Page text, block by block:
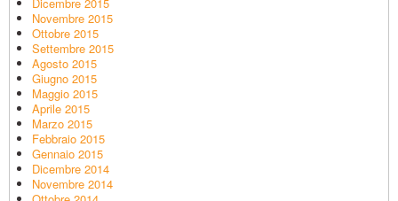
Novembre 2015
Ottobre 2015
Settembre 2015
Agosto 2015
Giugno 2015
Maggio 2015
Aprile 2015
Marzo 2015
Febbraio 2015
Gennaio 2015
Dicembre 2014
Novembre 2014